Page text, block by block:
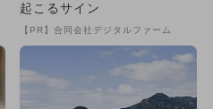
起こるサイン
【PR】合同会社デジタルファーム